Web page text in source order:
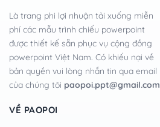
Là trang phi lợi nhuận tải xuống miễn
phí các mẫu trình chiếu powerpoint
được thiết kế sẵn phục vụ cộng đồng
powerpoint Việt Nam. Có khiếu nại về
bản quyền vui lòng nhắn tin qua email
của chúng tôi paopoi.ppt@gmail.com
VỀ PAOPOI